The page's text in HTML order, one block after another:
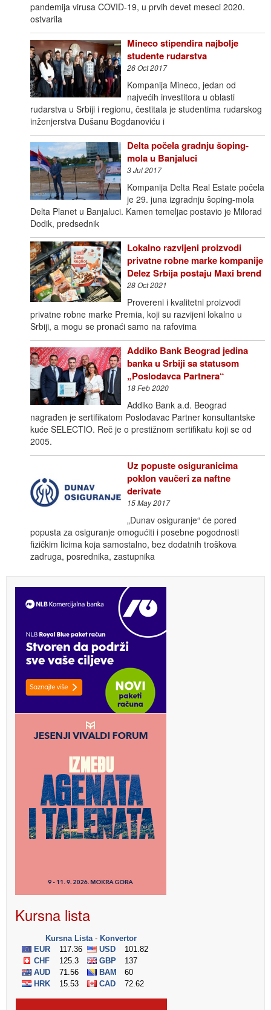
pandemija virusa COVID-19, u prvih devet meseci 2020.
ostvarila
Mineco stipendira najbolje
studente rudarstva
26 Oct 2017
Kompanija Mineco, jedan od
najvećih investitora u oblasti
rudarstva u Srbiji i regionu, čestitala je studentima rudarskog
inženjerstva Dušanu Bogdanoviću i
Delta počela gradnju šoping-
mola u Banjaluci
3 Jul 2017
Kompanija Delta Real Estate počela
je 29. juna izgradnju šoping-mola
Delta Planet u Banjaluci. Kamen temeljac postavio je Milorad
Dodik, predsednik
Lokalno razvijeni proizvodi
privatne robne marke kompanije
Delez Srbija postaju Maxi brend
28 Oct 2021
Provereni i kvalitetni proizvodi
privatne robne marke Premia, koji su razvijeni lokalno u
Srbiji, a mogu se pronaći samo na rafovima
Addiko Bank Beograd jedina
banka u Srbiji sa statusom
„Poslodavca Partnera“
18 Feb 2020
Addiko Bank a.d. Beograd
nagrađen je sertifikatom Poslodavac Partner konsultantske
kuće SELECTIO. Reč je o prestižnom sertifikatu koji se od
2005.
Uz popuste osiguranicima
poklon vaučeri za naftne
derivate
15 May 2017
„Dunav osiguranje“ će pored
popusta za osiguranje omogućiti i posebne pogodnosti
fizičkim licima koja samostalno, bez dodatnih troškova
zadruga, posrednika, zastupnika
Kursna lista